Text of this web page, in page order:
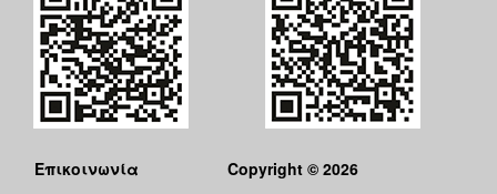
Επικοινωνία Copyright © 2026